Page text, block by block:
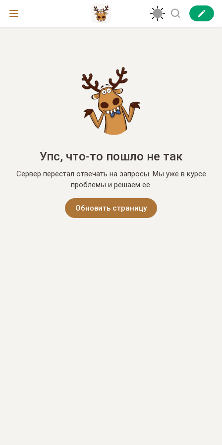
Упс, что-то пошло не так
Сервер перестал отвечать на запросы. Мы уже в курсе
проблемы и решаем её.
Обновить страницу